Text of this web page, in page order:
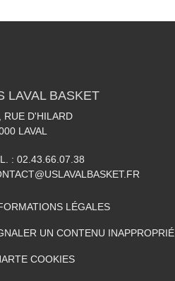
LAVAL BASKET
RUE D'HILARD
LAVAL
: 02.43.66.07.38
LÉGALES
UN CONTENU INAPPROPRIÉ
COOKIES